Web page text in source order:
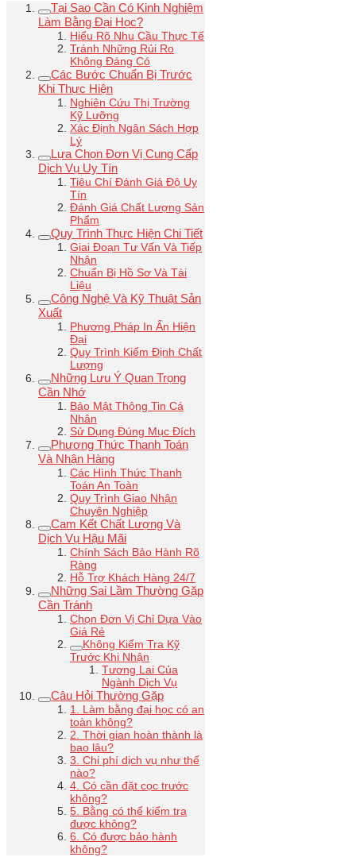
Tại Sao Cần Có Kinh Nghiệm
Làm Bằng Đại Học?
Hiểu Rõ Nhu Cầu Thực Tế
Tránh Những Rủi Ro
Không Đáng Có
Các Bước Chuẩn Bị Trước
Khi Thực Hiện
Nghiên Cứu Thị Trường
Kỹ Lưỡng
Xác Định Ngân Sách Hợp
Lý
Lựa Chọn Đơn Vị Cung Cấp
Dịch Vụ Uy Tín
Tiêu Chí Đánh Giá Độ Uy
Tín
Đánh Giá Chất Lượng Sản
Phẩm
Quy Trình Thực Hiện Chi Tiết
Giai Đoạn Tư Vấn Và Tiếp
Nhận
Chuẩn Bị Hồ Sơ Và Tài
Liệu
Công Nghệ Và Kỹ Thuật Sản
Xuất
Phương Pháp In Ấn Hiện
Đại
Quy Trình Kiểm Định Chất
Lượng
Những Lưu Ý Quan Trọng
Cần Nhớ
Bảo Mật Thông Tin Cá
Nhân
Sử Dụng Đúng Mục Đích
Phương Thức Thanh Toán
Và Nhận Hàng
Các Hình Thức Thanh
Toán An Toàn
Quy Trình Giao Nhận
Chuyên Nghiệp
Cam Kết Chất Lượng Và
Dịch Vụ Hậu Mãi
Chính Sách Bảo Hành Rõ
Ràng
Hỗ Trợ Khách Hàng 24/7
Những Sai Lầm Thường Gặp
Cần Tránh
Chọn Đơn Vị Chỉ Dựa Vào
Giá Rẻ
Không Kiểm Tra Kỹ
Trước Khi Nhận
Tương Lai Của
Ngành Dịch Vụ
Câu Hỏi Thường Gặp
1. Làm bằng đại học có an
toàn không?
2. Thời gian hoàn thành là
bao lâu?
3. Chi phí dịch vụ như thế
nào?
4. Có cần đặt cọc trước
không?
5. Bằng có thể kiểm tra
được không?
6. Có được bảo hành
không?